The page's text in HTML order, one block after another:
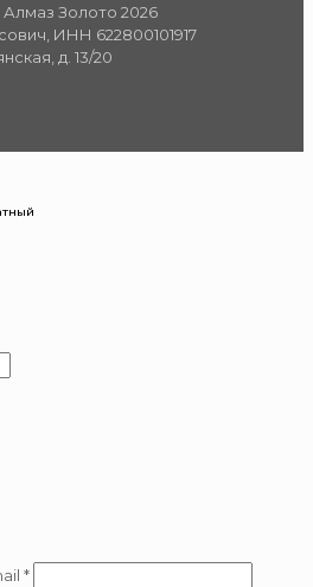
Золото 2026
ИНН 622800101917
д. 13/20
*Обязательно